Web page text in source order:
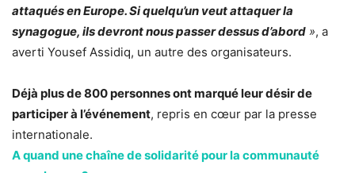
attaqués en Europe. Si quelqu’un veut attaquer la
synagogue, ils devront nous passer dessus d’abord », a
averti Yousef Assidiq, un autre des organisateurs.
Déjà plus de 800 personnes ont marqué leur désir de
participer à l’événement, repris en cœur par la presse
internationale.
A quand une chaîne de solidarité pour la communauté